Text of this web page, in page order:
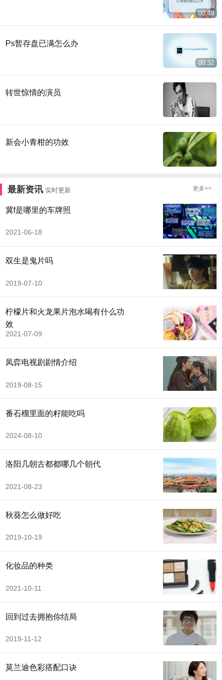
00:49
Ps暂存盘已满怎么办
00:32
转世惊情的演员
新会小青柑的功效
最新资讯 实时更新 更多>>
冀f是哪里的车牌照
2021-06-18
双生是鬼片吗
2019-07-10
柠檬片和火龙果片泡水喝有什么功
效
2021-07-09
凤弈电视剧剧情介绍
2019-08-15
番石榴里面的籽能吃吗
2024-08-10
洛阳几朝古都都哪几个朝代
2021-08-23
秋葵怎么做好吃
2019-10-19
化妆品的种类
2021-10-11
回到过去拥抱你结局
2019-11-12
莫兰迪色彩搭配口诀